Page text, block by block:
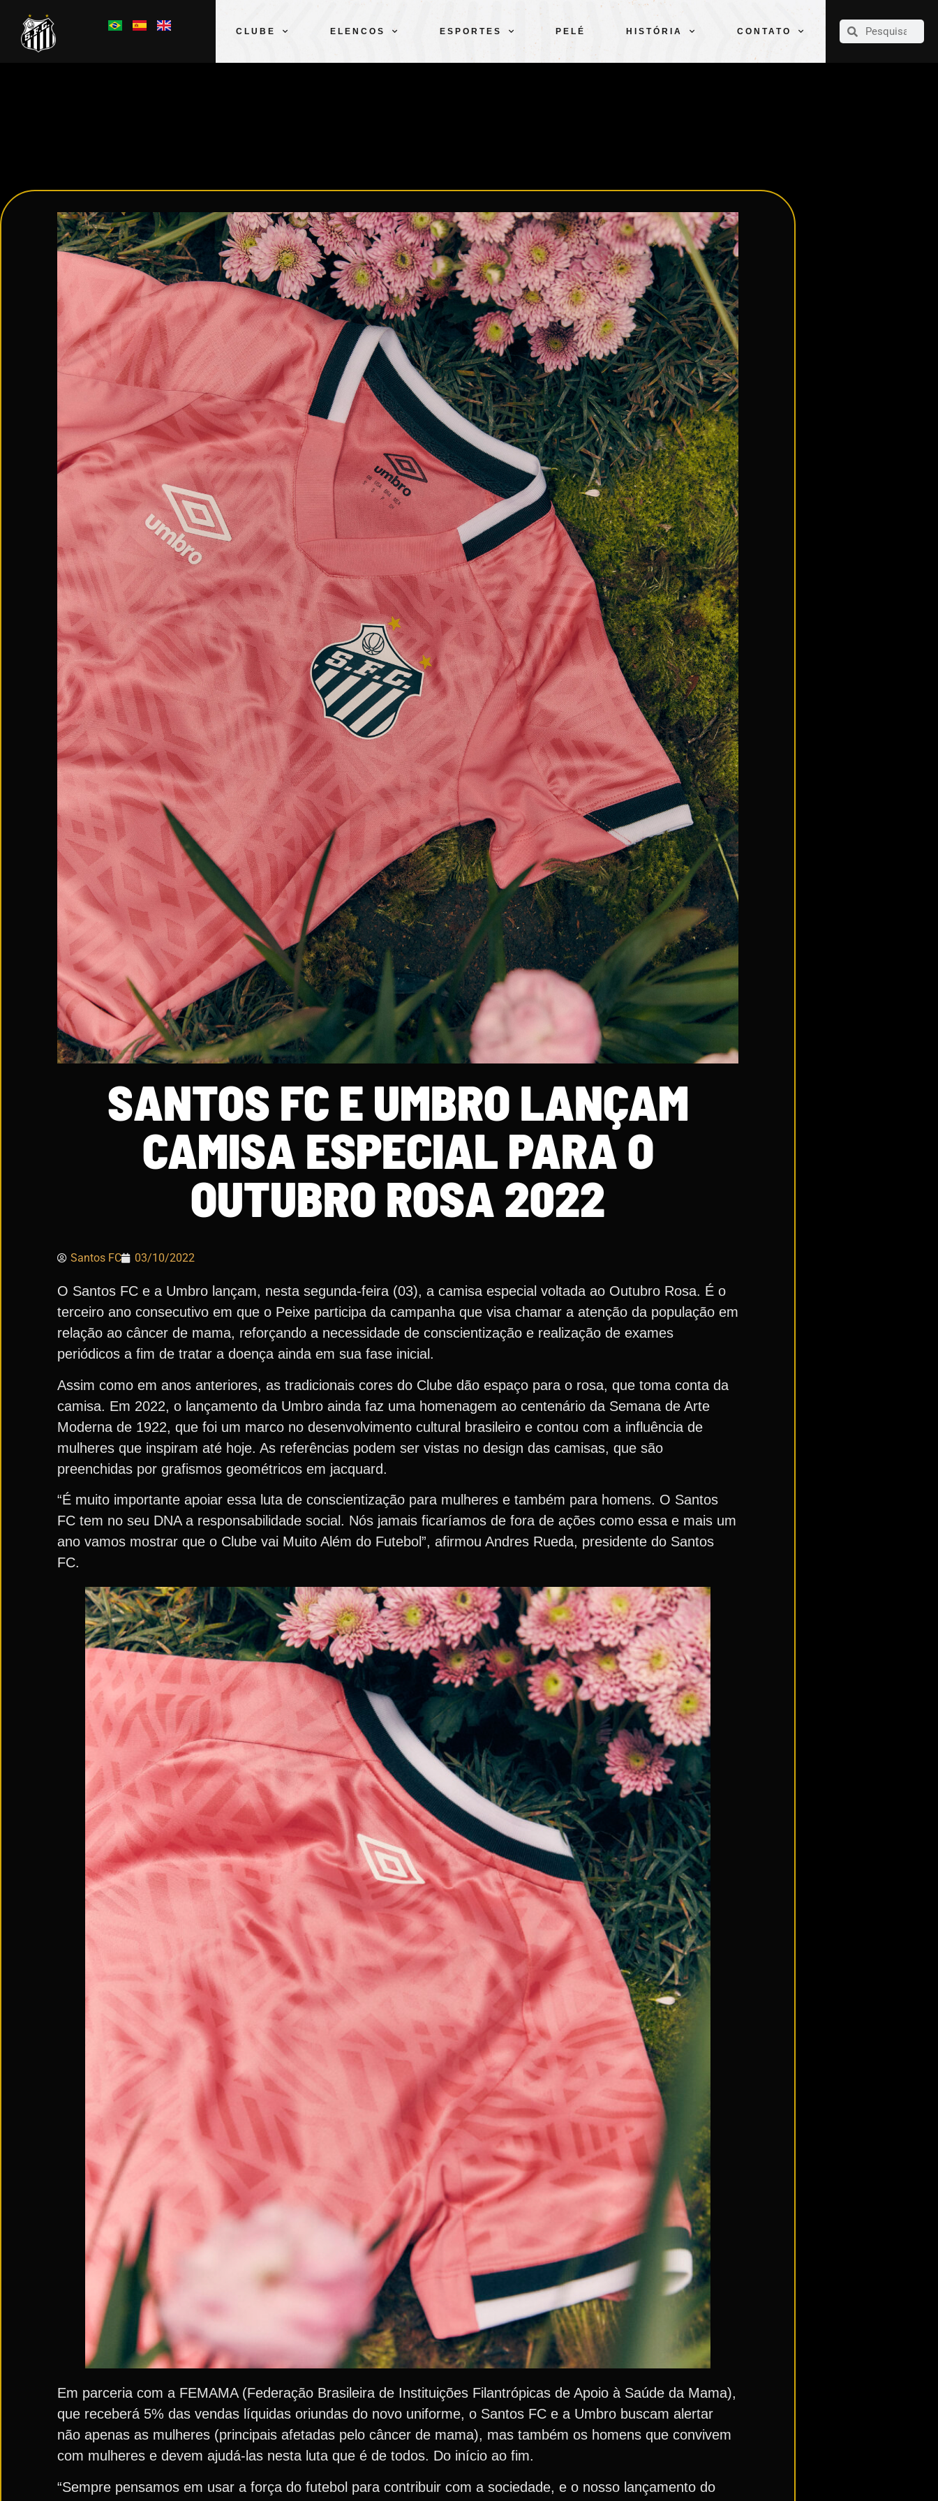
CLUBE ELENCOS ESPORTES PELÉ HISTÓRIA CONTATO
CLUBE
SANTOS FC E UMBRO LANÇAM
CAMISA ESPECIAL PARA O
OUTUBRO ROSA 2022
Santos FC 03/10/2022
O Santos FC e a Umbro lançam, nesta segunda-feira (03), a camisa especial voltada ao Outubro Rosa. É o
terceiro ano consecutivo em que o Peixe participa da campanha que visa chamar a atenção da população em
relação ao câncer de mama, reforçando a necessidade de conscientização e realização de exames
periódicos a fim de tratar a doença ainda em sua fase inicial.
Assim como em anos anteriores, as tradicionais cores do Clube dão espaço para o rosa, que toma conta da
camisa. Em 2022, o lançamento da Umbro ainda faz uma homenagem ao centenário da Semana de Arte
Moderna de 1922, que foi um marco no desenvolvimento cultural brasileiro e contou com a influência de
mulheres que inspiram até hoje. As referências podem ser vistas no design das camisas, que são
preenchidas por grafismos geométricos em jacquard.
“É muito importante apoiar essa luta de conscientização para mulheres e também para homens. O Santos
FC tem no seu DNA a responsabilidade social. Nós jamais ficaríamos de fora de ações como essa e mais um
ano vamos mostrar que o Clube vai Muito Além do Futebol”, afirmou Andres Rueda, presidente do Santos
FC.
Em parceria com a FEMAMA (Federação Brasileira de Instituições Filantrópicas de Apoio à Saúde da Mama),
que receberá 5% das vendas líquidas oriundas do novo uniforme, o Santos FC e a Umbro buscam alertar
não apenas as mulheres (principais afetadas pelo câncer de mama), mas também os homens que convivem
com mulheres e devem ajudá-las nesta luta que é de todos. Do início ao fim.
“Sempre pensamos em usar a força do futebol para contribuir com a sociedade, e o nosso lançamento do